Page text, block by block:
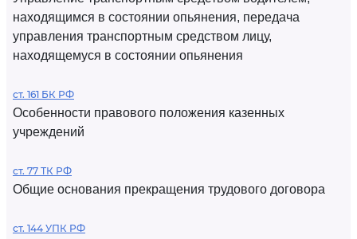
находящимся в состоянии опьянения, передача
управления транспортным средством лицу,
находящемуся в состоянии опьянения
ст. 161 БК РФ
Особенности правового положения казенных
учреждений
ст. 77 ТК РФ
Общие основания прекращения трудового договора
ст. 144 УПК РФ